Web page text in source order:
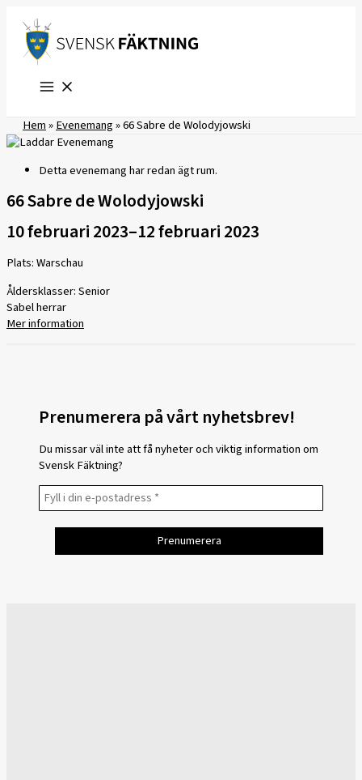
innehåll
Hem»Evenemang»66 Sabre de Wolodyjowski
Detta evenemang har redan ägt rum.
66 Sabre de Wolodyjowski
10 februari 2023–12 februari 2023
Plats: Warschau
Åldersklasser: Senior
Sabel herrar
Mer information
Prenumerera på vårt nyhetsbrev!
Du missar väl inte att få nyheter och viktig information om
Svensk Fäktning?